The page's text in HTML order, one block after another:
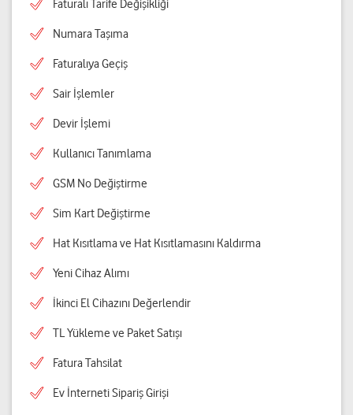
Faturalı Tarife Değişikliği
Numara Taşıma
Faturalıya Geçiş
Sair İşlemler
Devir İşlemi
Kullanıcı Tanımlama
GSM No Değiştirme
Sim Kart Değiştirme
Hat Kısıtlama ve Hat Kısıtlamasını Kaldırma
Yeni Cihaz Alımı
İkinci El Cihazını Değerlendir
TL Yükleme ve Paket Satışı
Fatura Tahsilat
Ev İnterneti Sipariş Girişi